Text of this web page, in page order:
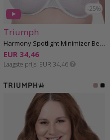
-25%
Triumph
Harmony Spotlight Minimizer Beha E-G cup
EUR 34,46
Laagste prijs EUR 34,46